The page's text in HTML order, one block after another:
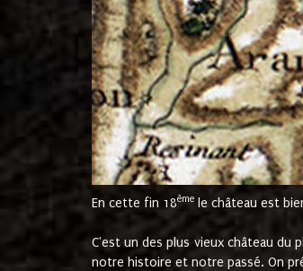
En cette fin 18ème le château est
C'est un des plus vieux château du
notre histoire et notre passé. On